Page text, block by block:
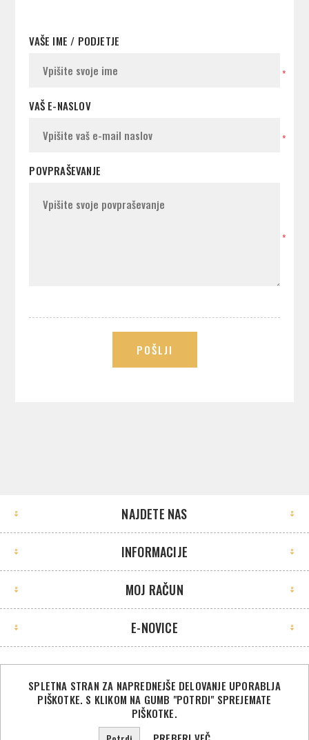
VAŠE IME / PODJETJE
*
VAŠ E-NASLOV
*
POVPRAŠEVANJE
*
POŠLJI
NAJDETE NAS
INFORMACIJE
MOJ RAČUN
E-NOVICE
©2026 Sport Store. Vse pravice pridržane.
Powered by
SPLETNA STRAN ZA NAPREDNEJŠE DELOVANJE UPORABLJA
PIŠKOTKE. S KLIKOM NA GUMB "POTRDI" SPREJEMATE
PIŠKOTKE.